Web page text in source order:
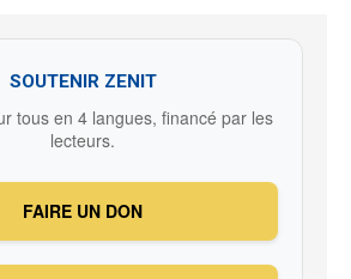
SOUTENIR ZENIT
tous en 4 langues, financé par les
lecteurs.
FAIRE UN DON